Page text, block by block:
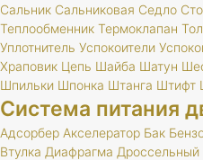
Сальник Сальниковая Седло
Теплообменник Термоклапан
Уплотнитель Успокоители
Храповик Цепь Шайба Шатун
Шпильки Шпонка Штанга Штифт
Система питания
Адсорбер Акселератор Бак
Втулка Диафрагма Дроссельный